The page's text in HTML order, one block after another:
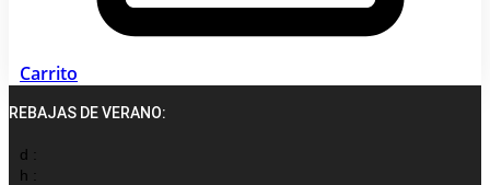
Carrito
REBAJAS DE VERANO:
d :
h :